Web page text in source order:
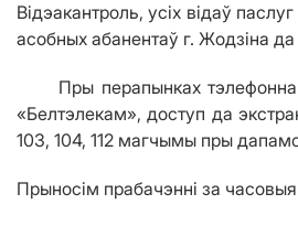
Відэакантроль, усіх відаў
асобных абанентаў г. Жодзіна да
Пры перапынках тэлефоннай
«Белтэлекам», доступ да
103, 104, 112 магчымы пры
Прыносім прабачэнні за